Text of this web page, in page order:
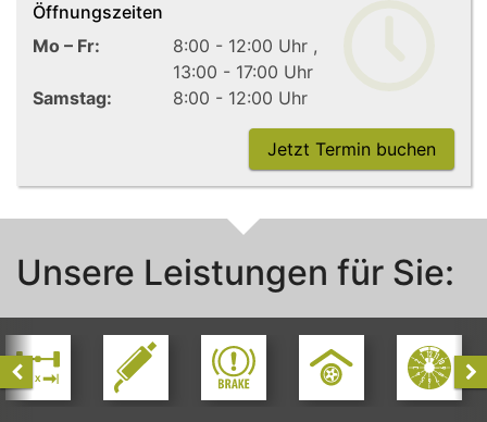
Öffnungszeiten
Mo – Fr:
8:00 - 12:00 Uhr
13:00 - 17:00 Uhr
Samstag:
8:00 - 12:00 Uhr
Jetzt Termin buchen
Unsere Leistungen für Sie:
AchsvermessungAuspuffserviceBremsenserviceEinlagerung HU/AU